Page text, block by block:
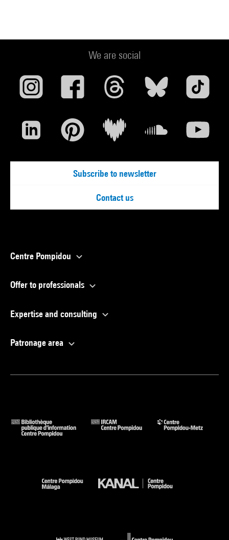
We are social
Subscribe to newsletter
Contact us
Centre Pompidou
Offer to professionals
Expertise and consulting
Patronage area